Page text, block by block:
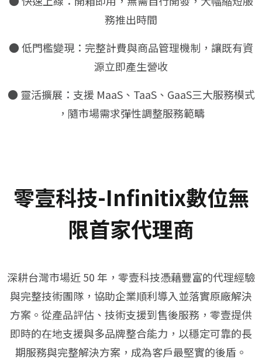
務推出時間
● 低門檻變現：完整計費與商品管理機制，讓既有資
源立即產生營收
● 靈活擴展：支援 MaaS、TaaS、GaaS三大服務模式
，隨市場需求彈性調整服務範疇
零壹科技-Infinitix數位無
限首家代理商
深耕台灣市場近 50 年，零壹科技憑藉豐富的代理經驗
與完整技術團隊，協助企業順利導入並落實原廠解決
方案。從產品評估、技術支援到售後服務，零壹提供
即時的在地支援與多品牌整合能力，以穩定可靠的長
期服務與完整解決方案，成為客戶最堅實的後盾。